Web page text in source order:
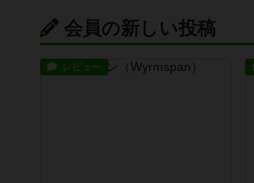
会員の新しい投稿
レビュー